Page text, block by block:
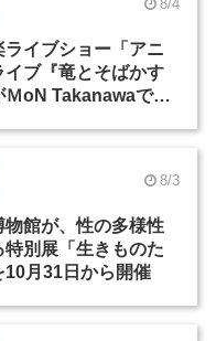
8/4
ライブショー「アニ
イブ『竜とそばかす
ＭoN Takanawaで開
8/3
物館が、性の多様性
特別展「生きものた
10月31日から開催